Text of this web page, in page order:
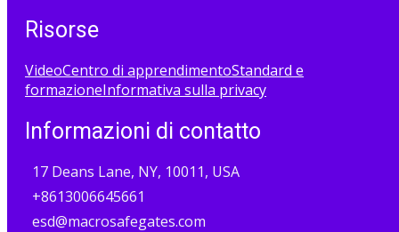
Risorse
VideoCentro di apprendimentoStandard e
formazioneInformativa sulla privacy
Informazioni di contatto
17 Deans Lane, NY, 10011, USA
+8613006645661
esd@macrosafegates.com